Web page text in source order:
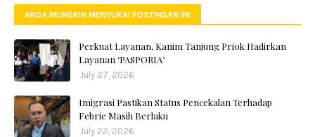
ANDA MUNGKIN MENYUKAI POSTINGAN INI
Perkuat Layanan, Kanim Tanjung Priok Hadirkan
Layanan ‘PASPORIA’
July 27, 2026
Imigrasi Pastikan Status Pencekalan Terhadap
Febrie Masih Berlaku
July 22, 2026